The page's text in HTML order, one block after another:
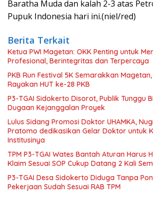
Baratha Muda dan kalah 2-3 atas
Pupuk Indonesia hari ini.(niel/red)
Berita Terkait
Ketua PWI Magetan: OKK Penting untuk
Profesional, Berintegritas dan Terpercaya
PKB Run Festival 5K Semarakkan
Rayakan HUT ke-28 PKB
P3-TGAI Sidokerto Disorot, Publik Tunggu
Dugaan Kejanggalan Proyek
Lulus Sidang Promosi Doktor UHAMKA,
Pratomo dedikasikan Gelar Doktor untuk
Institusinya
TPM P3-TGAI Wates Bantah Aturan Harus
Klaim Sesuai SOP Cukup Datang 2 Kali
P3-TGAI Desa Sidokerto Diduga Tanpa
Pekerjaan Sudah Sesuai RAB TPM